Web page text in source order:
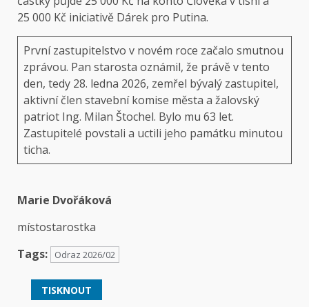
25 000 Kč iniciativě Dárek pro Putina.
První zastupitelstvo v novém roce začalo smutnou
zprávou. Pan starosta oznámil, že právě v tento
den, tedy 28. ledna 2026, zemřel bývalý zastupitel,
aktivní člen stavební komise města a žalovský
patriot Ing. Milan Štochel. Bylo mu 63 let.
Zastupitelé povstali a uctili jeho památku minutou
ticha.
Marie Dvořáková
místostarostka
Tags:
Odraz 2026/02
TISKNOUT